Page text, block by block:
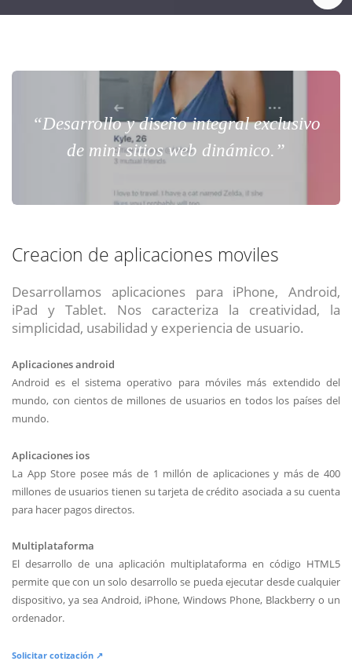
“Desarrollo y diseño integral exclusivo
de mini sitios web dinámico.”
Creacion de aplicaciones moviles
Desarrollamos aplicaciones para iPhone, Android,
iPad y Tablet. Nos caracteriza la creatividad, la
simplicidad, usabilidad y experiencia de usuario.
Aplicaciones android
Android es el sistema operativo para móviles más extendido del
mundo, con cientos de millones de usuarios en todos los países del
mundo.
Aplicaciones ios
La App Store posee más de 1 millón de aplicaciones y más de 400
millones de usuarios tienen su tarjeta de crédito asociada a su cuenta
para hacer pagos directos.
Multiplataforma
El desarrollo de una aplicación multiplataforma en código HTML5
permite que con un solo desarrollo se pueda ejecutar desde cualquier
dispositivo, ya sea Android, iPhone, Windows Phone, Blackberry o un
ordenador.
Solicitar cotización ↗